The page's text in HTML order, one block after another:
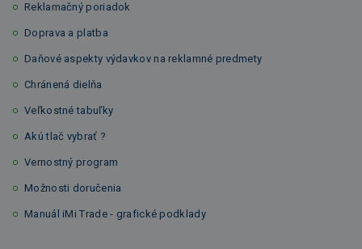
Reklamačný poriadok
Doprava a platba
Daňové aspekty výdavkov na reklamné predmety
Chránená dielňa
Veľkostné tabuľky
Akú tlač vybrať ?
Vernostný program
Možnosti doručenia
Manuál iMi Trade - grafické podklady